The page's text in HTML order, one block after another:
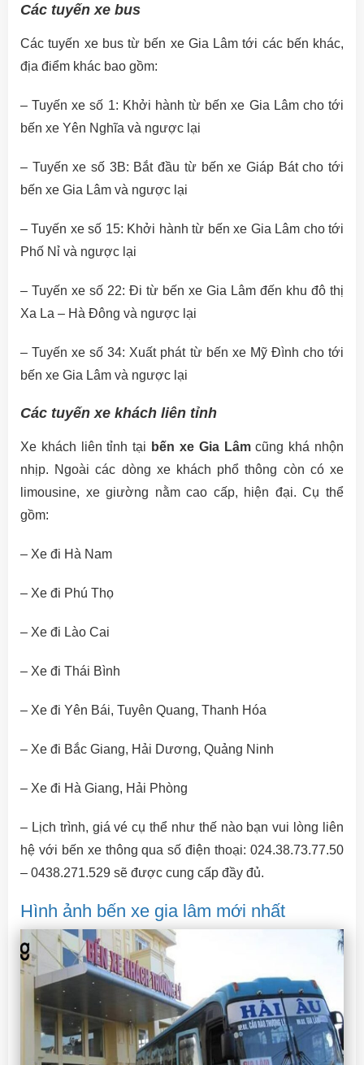
Các tuyến xe bus
Các tuyến xe bus từ bến xe Gia Lâm tới các bến khác,
địa điểm khác bao gồm:
– Tuyến xe số 1: Khởi hành từ bến xe Gia Lâm cho tới
bến xe Yên Nghĩa và ngược lại
– Tuyến xe số 3B: Bắt đầu từ bến xe Giáp Bát cho tới
bến xe Gia Lâm và ngược lại
– Tuyến xe số 15: Khởi hành từ bến xe Gia Lâm cho tới
Phố Nỉ và ngược lại
– Tuyến xe số 22: Đi từ bến xe Gia Lâm đến khu đô thị
Xa La – Hà Đông và ngược lại
– Tuyến xe số 34: Xuất phát từ bến xe Mỹ Đình cho tới
bến xe Gia Lâm và ngược lại
Các tuyến xe khách liên tỉnh
Xe khách liên tỉnh tại bến xe Gia Lâmcũng khá nhộn
nhịp. Ngoài các dòng xe khách phổ thông còn có xe
limousine, xe giường nằm cao cấp, hiện đại. Cụ thể
gồm:
– Xe đi Hà Nam
– Xe đi Phú Thọ
– Xe đi Lào Cai
– Xe đi Thái Bình
– Xe đi Yên Bái, Tuyên Quang, Thanh Hóa
– Xe đi Bắc Giang, Hải Dương, Quảng Ninh
– Xe đi Hà Giang, Hải Phòng
– Lịch trình, giá vé cụ thể như thế nào bạn vui lòng liên
hệ với bến xe thông qua số điện thoại: 024.38.73.77.50
– 0438.271.529 sẽ được cung cấp đầy đủ.
Hình ảnh bến xe gia lâm mới nhất